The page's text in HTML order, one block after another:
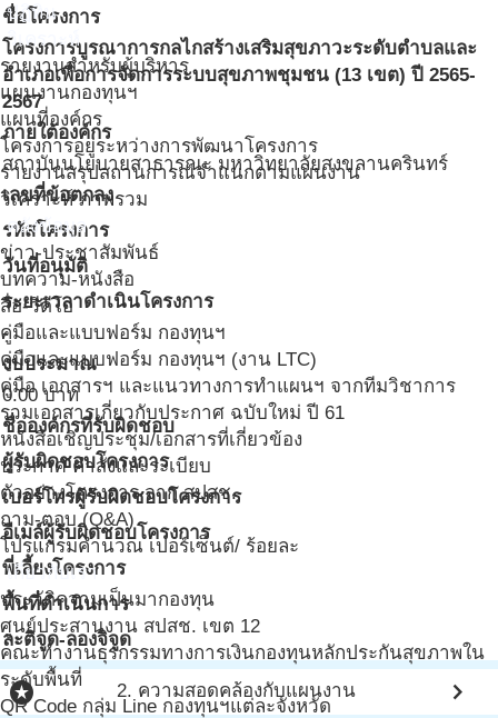
ปฎิทิน
วิเคราะห์
รายงานสำหรับผู้บริหาร
แผนงานกองทุนฯ
แผนที่องค์กร
โครงการอยู่ระหว่างการพัฒนาโครงการ
รายงานสรุปสถานการณ์จำแนกตามแผนงาน
วิเคราะห์ ภาพรวม
คลังข้อมูล
ข่าว-ประชาสัมพันธ์
บทความ-หนังสือ
สื่อ-วีดีโอ
คู่มือและแบบฟอร์ม กองทุนฯ
คู่มือและแบบฟอร์ม กองทุนฯ (งาน LTC)
คู่มือ เอกสารฯ และแนวทางการทำแผนฯ จากทีมวิชาการ
รวมเอกสารเกี่ยวกับประกาศ ฉบับใหม่ ปี 61
หนังสือเชิญประชุม/เอกสารที่เกี่ยวข้อง
ประกาศ คำสั่งและระเบียบ
ตัวอย่างโครงการ จาก สปสช.
ถาม-ตอบ (Q&A)
โปรแกรมคำนวณ เปอร์เซ็นต์/ ร้อยละ
เกี่ยวกับเรา
ประวัติความเป็นมากองทุน
ศูนย์ประสานงาน สปสช. เขต 12
คณะทำงานธุรกรรมทางการเงินกองทุนหลักประกันสุขภาพใน
ระดับพื้นที่
QR Code กลุ่ม Line กองทุนฯแต่ละจังหวัด
ชื่อโครงการ
โครงการบูรณาการกลไกสร้างเสริมสุขภาวะระดับตำบลและ
อำเภอเพื่อการจัดการระบบสุขภาพชุมชน (13 เขต) ปี 2565-
2567
ภายใต้องค์กร
สถาบันนโยบายสาธารณะ มหาวิทยาลัยสงขลานครินทร์
เลขที่ข้อตกลง
รหัสโครงการ
วันที่อนุมัติ
ระยะเวลาดำเนินโครงการ
-
งบประมาณ
0.00 บาท
ชื่อองค์กรที่รับผิดชอบ
ผู้รับผิดชอบโครงการ
เบอร์โทรผู้รับผิดชอบโครงการ
อีเมล์ผู้รับผิดชอบโครงการ
พี่เลี้ยงโครงการ
พื้นที่ดำเนินการ
ละติจูด-ลองจิจูด
stars 2. ความสอดคล้องกับแผนงาน chevron_right